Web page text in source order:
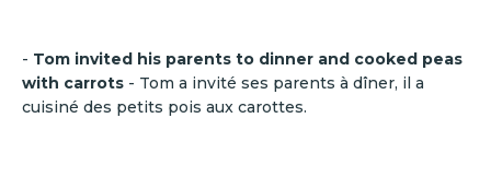
- Tom invited his parents to dinner and cooked peas
with carrots - Tom a invité ses parents à dîner, il a
cuisiné des petits pois aux carottes.